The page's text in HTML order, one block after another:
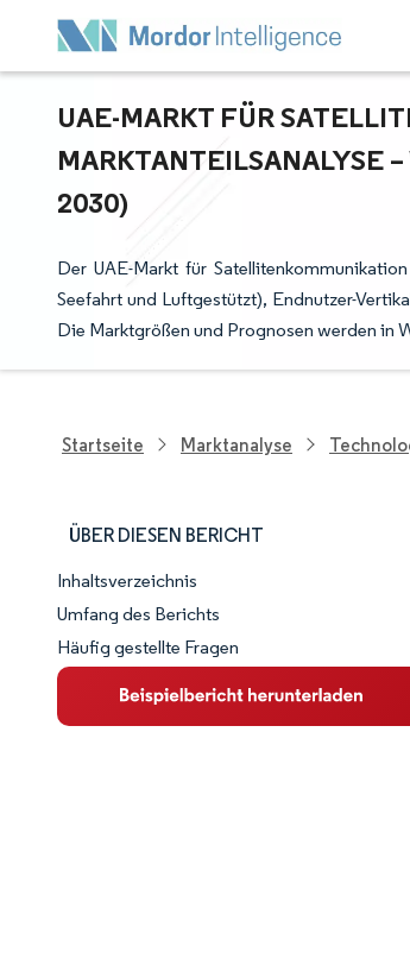
UAE-MARKT FÜR
ARKTANTEILSANALYSE –
030)
Der UAE-Markt für
Seefahrt und Luftgestützt), Endnutzer-
Die Marktgrößen und Prognosen werden in
Startseite Marktanalyse
ÜBER DIESEN BERICHT
Marktschnappschuss
Marktübersicht
Wichtige Markttrends
Inhaltsverzeichnis
Umfang des Berichts
Häufig gestellte Fragen